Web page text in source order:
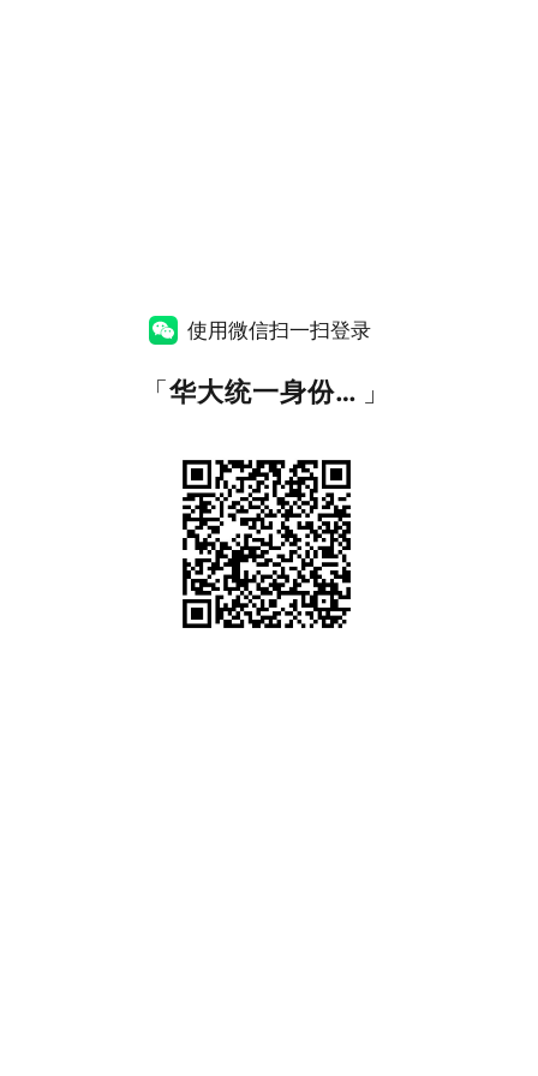
使用微信扫一扫登录
「 华大统一身份管理系统 」